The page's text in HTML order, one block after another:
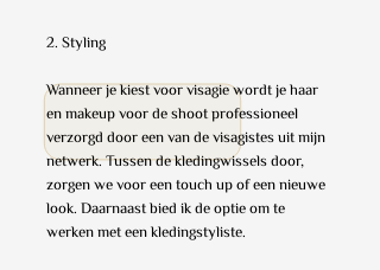
2. Styling
Wanneer je kiest voor visagie wordt je haar
en makeup voor de shoot professioneel
verzorgd door een van de visagistes uit mijn
netwerk. Tussen de kledingwissels door,
zorgen we voor een touch up of een nieuwe
look. Daarnaast bied ik de optie om te
werken met een kledingstyliste.